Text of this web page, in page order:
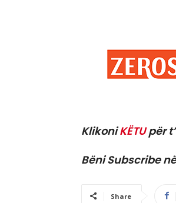
KlikoniKËTUpër
Bëni Subscribe
Share